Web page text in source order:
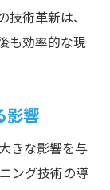
活用
識
全性
い常識
技術革新は、
も効率的な現
影響
きな影響を与
ング技術の導